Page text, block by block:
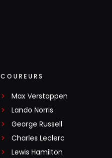
COUREURS
Max Verstappen
Lando Norris
George Russell
Charles Leclerc
Lewis Hamilton